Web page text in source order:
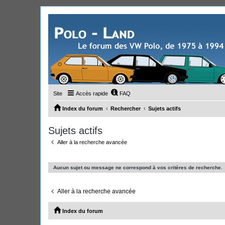
Site Accès rapide FAQ
Index du forum Rechercher Sujets actifs
Sujets actifs
Aller à la recherche avancée
Aucun sujet ou message ne correspond à vos critères de recherche.
Aller à la recherche avancée
Index du forum